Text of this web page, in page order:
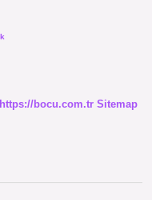
https://bocu.com.tr Sitemap